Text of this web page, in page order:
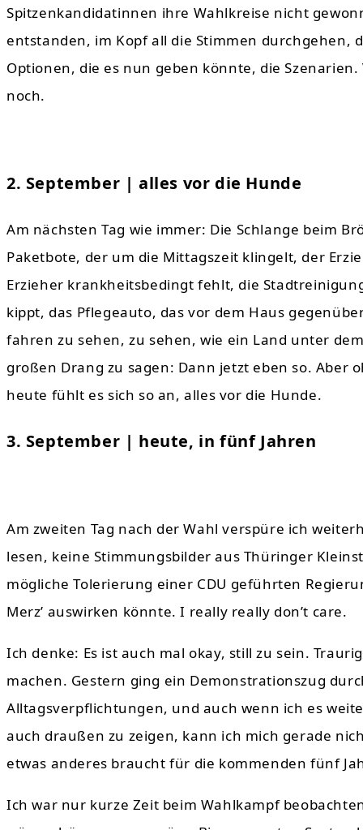
Spitzenkandidatinnen ihre Wahlkreise nicht
entstanden, im Kopf all die Stimmen durchgehen,
Optionen, die es nun geben könnte, die
noch.
2. September | alles vor die Hunde
Am nächsten Tag wie immer: Die Schlange beim
Paketbote, der um die Mittagszeit klingelt, der
Erzieher krankheitsbedingt fehlt, die
kippt, das Pflegeauto, das vor dem Haus
fahren zu sehen, zu sehen, wie ein Land unter
großen Drang zu sagen: Dann jetzt eben so. Aber
heute fühlt es sich so an, alles vor die Hunde.
3. September | heute, in fünf Jahren
Am zweiten Tag nach der Wahl verspüre ich
lesen, keine Stimmungsbilder aus Thüringer
mögliche Tolerierung einer CDU geführten
Merz’ auswirken könnte. I really really don’t care.
Ich denke: Es ist auch mal okay, still zu sein.
machen. Gestern ging ein Demonstrationszug
Alltagsverpflichtungen, und auch wenn ich es
auch draußen zu zeigen, kann ich mich gerade
etwas anderes braucht für die kommenden fünf
Ich war nur kurze Zeit beim Wahlkampf